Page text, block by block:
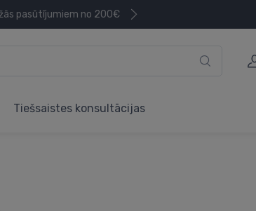
pasūtījumiem no 200€
Tiešsaistes konsultācijas